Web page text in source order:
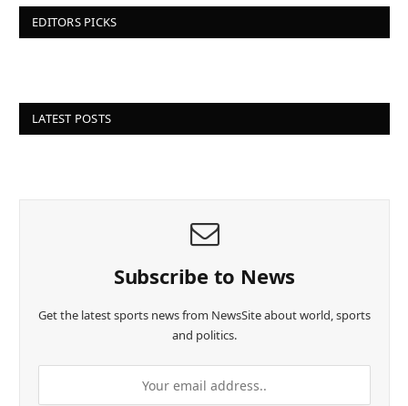
EDITORS PICKS
LATEST POSTS
Subscribe to News
Get the latest sports news from NewsSite about world, sports
and politics.